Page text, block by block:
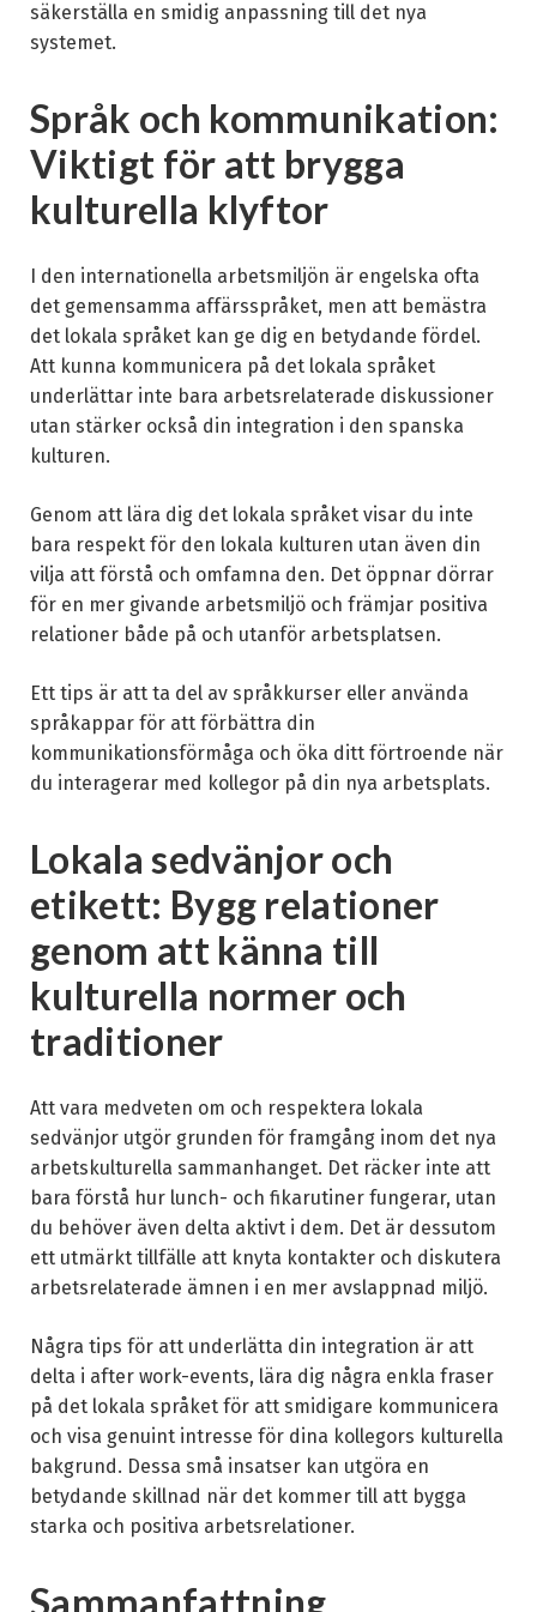
säkerställa en smidig anpassning till det nya
systemet.
Språk och kommunikation:
Viktigt för att brygga
kulturella klyftor
I den internationella arbetsmiljön är engelska ofta
det gemensamma affärsspråket, men att bemästra
det lokala språket kan ge dig en betydande fördel.
Att kunna kommunicera på det lokala språket
underlättar inte bara arbetsrelaterade diskussioner
utan stärker också din integration i den spanska
kulturen.
Genom att lära dig det lokala språket visar du inte
bara respekt för den lokala kulturen utan även din
vilja att förstå och omfamna den. Det öppnar dörrar
för en mer givande arbetsmiljö och främjar positiva
relationer både på och utanför arbetsplatsen.
Ett tips är att ta del av språkkurser eller använda
språkappar för att förbättra din
kommunikationsförmåga och öka ditt förtroende när
du interagerar med kollegor på din nya arbetsplats.
Lokala sedvänjor och
etikett: Bygg relationer
genom att känna till
kulturella normer och
traditioner
Att vara medveten om och respektera lokala
sedvänjor utgör grunden för framgång inom det nya
arbetskulturella sammanhanget. Det räcker inte att
bara förstå hur lunch- och fikarutiner fungerar, utan
du behöver även delta aktivt i dem. Det är dessutom
ett utmärkt tillfälle att knyta kontakter och diskutera
arbetsrelaterade ämnen i en mer avslappnad miljö.
Några tips för att underlätta din integration är att
delta i after work-events, lära dig några enkla fraser
på det lokala språket för att smidigare kommunicera
och visa genuint intresse för dina kollegors kulturella
bakgrund. Dessa små insatser kan utgöra en
betydande skillnad när det kommer till att bygga
starka och positiva arbetsrelationer.
Sammanfattning